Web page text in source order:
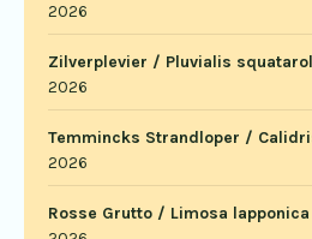
2026
Zilverplevier / Pluvialis
2026
Temmincks Strandloper /
2026
Rosse Grutto / Limosa lapponica